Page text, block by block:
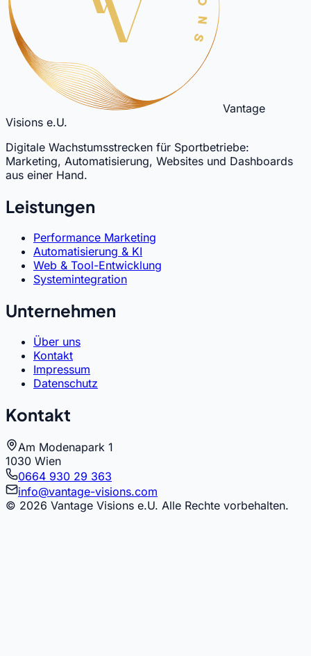
Vantage
Visions e.U.
Digitale Wachstumsstrecken für Sportbetriebe:
Marketing, Automatisierung, Websites und Dashboards
aus einer Hand.
Leistungen
Performance Marketing
Automatisierung & KI
Web & Tool-Entwicklung
Systemintegration
Unternehmen
Über uns
Kontakt
Impressum
Datenschutz
Kontakt
Am Modenapark 1
1030 Wien
0664 930 29 363
info@vantage-visions.com
© 2026 Vantage Visions e.U. Alle Rechte vorbehalten.